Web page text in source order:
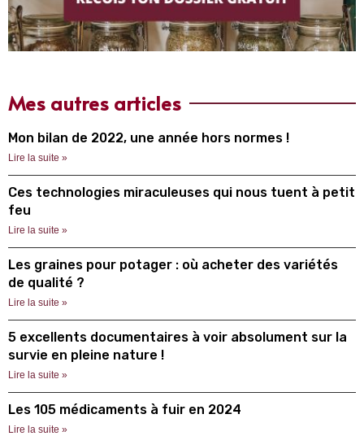
Mes autres articles
Mon bilan de 2022, une année hors normes !
Lire la suite »
Ces technologies miraculeuses qui nous tuent à petit
feu
Lire la suite »
Les graines pour potager : où acheter des variétés
de qualité ?
Lire la suite »
5 excellents documentaires à voir absolument sur la
survie en pleine nature !
Lire la suite »
Les 105 médicaments à fuir en 2024
Lire la suite »